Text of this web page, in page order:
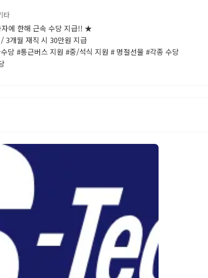
타
에 한해 근속 수당 지급!! ★
3개월 재직 시 30만원 지급
당 #통근버스 지원 #중/석식 지원 # 명절선물 #각종 수당